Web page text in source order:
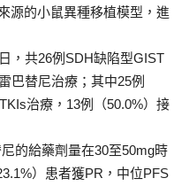
源的小鼠異種移植模型，進
，共26例SDH缺陷型GIST
巴替尼治療；其中25例
治療，13例（50.0%）接
尼的給藥劑量在30至50mg時
）患者獲PR，中位PFS